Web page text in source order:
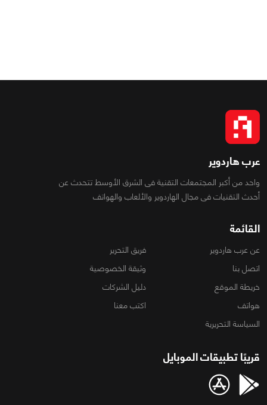
عرب هاردوير
واحد من أكبر المجتمعات التقنية فى الشرق الأوسط تتحدث عن
أحدث التقنيات فى مجال الهاردوير والألعاب والهواتف
القائمة
عن عرب هاردوير
فريق التحرير
اتصل بنا
وثيقة الخصوصية
خريطة الموقع
دليل الشركات
هواتف
اكتب معنا
السياسة التحريرية
قريبًا تطبيقات الموبايل